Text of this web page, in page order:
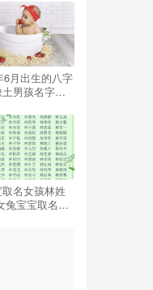
6月出生的八字
男孩名字怎
名女孩林姓
兔宝宝取名大